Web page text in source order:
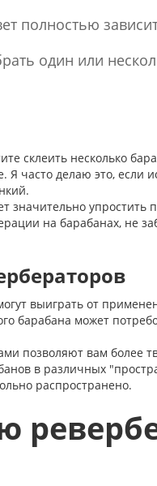
полностью
один или
склеить несколько
Я часто делаю это, если
значительно упростить
на барабанах, не
выиграть от
барабана может
позволяют вам более
в различных
распространено.